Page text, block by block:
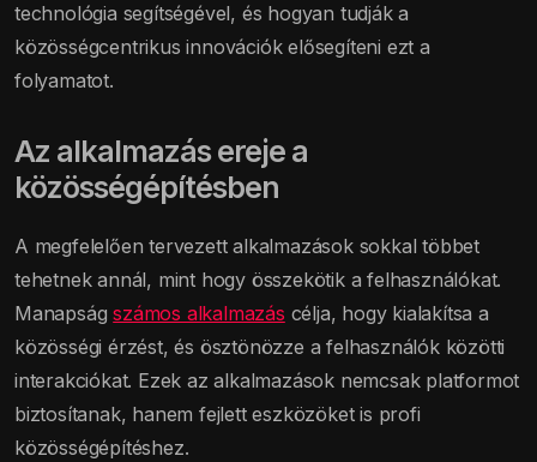
technológia segítségével, és hogyan tudják a
közösségcentrikus innovációk elősegíteni ezt a
folyamatot.
Az alkalmazás ereje a
közösségépítésben
A megfelelően tervezett alkalmazások sokkal többet
tehetnek annál, mint hogy összekötik a felhasználókat.
Manapságszámos alkalmazás célja, hogy kialakítsa a
közösségi érzést, és ösztönözze a felhasználók közötti
interakciókat. Ezek az alkalmazások nemcsak platformot
biztosítanak, hanem fejlett eszközöket is profi
közösségépítéshez.